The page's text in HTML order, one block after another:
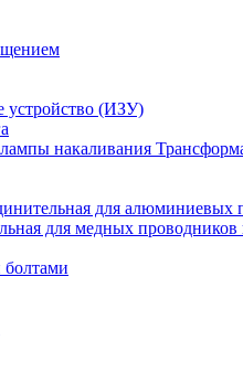
устройство (ИЗУ)
для алюминиевых
для медных проводников
болтами